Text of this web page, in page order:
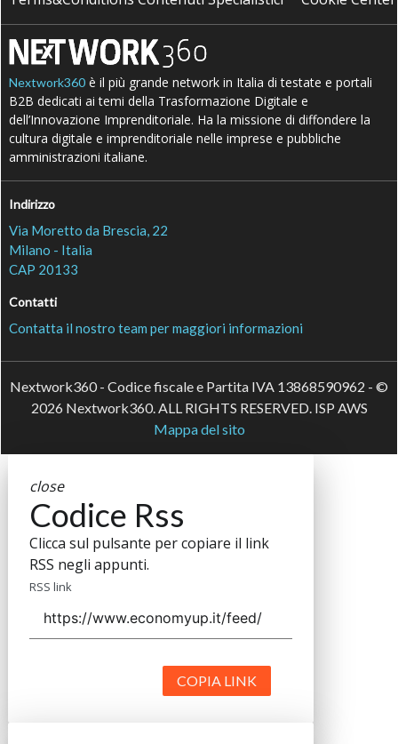
Nextwork360 è il più grande network in Italia di testate e portali
B2B dedicati ai temi della Trasformazione Digitale e
dell’Innovazione Imprenditoriale. Ha la missione di diffondere la
cultura digitale e imprenditoriale nelle imprese e pubbliche
amministrazioni italiane.
Indirizzo
Via Moretto da Brescia, 22
Milano - Italia
CAP 20133
Contatti
Contatta il nostro team per maggiori informazioni
Nextwork360 - Codice fiscale e Partita IVA 13868590962 - ©
2026 Nextwork360. ALL RIGHTS RESERVED. ISP AWS
Mappa del sito
close
Codice Rss
Clicca sul pulsante per copiare il link
RSS negli appunti.
RSS link
COPIA LINK